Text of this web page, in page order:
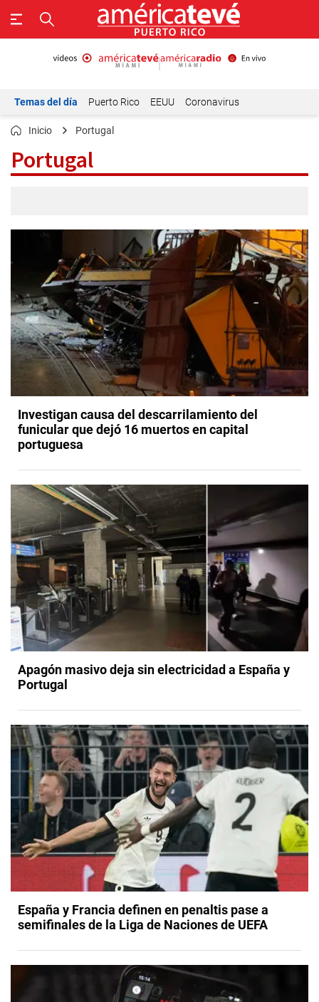
Temas del día Puerto Rico EEUU Coronavirus
Inicio Portugal
Portugal
Investigan causa del descarrilamiento del
funicular que dejó 16 muertos en capital
portuguesa
Apagón masivo deja sin electricidad a España y
Portugal
España y Francia definen en penaltis pase a
semifinales de la Liga de Naciones de UEFA